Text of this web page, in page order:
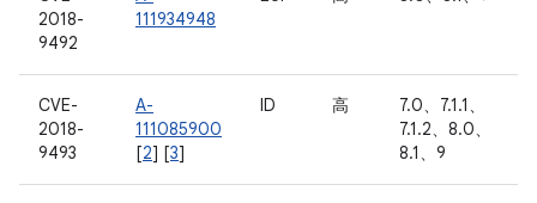
2018-
9492
111934948
CVE-
2018-
9493
A-
111085900
[2] [3]
ID 高
7.0、7.1.1、
7.1.2、8.0、
8.1、9